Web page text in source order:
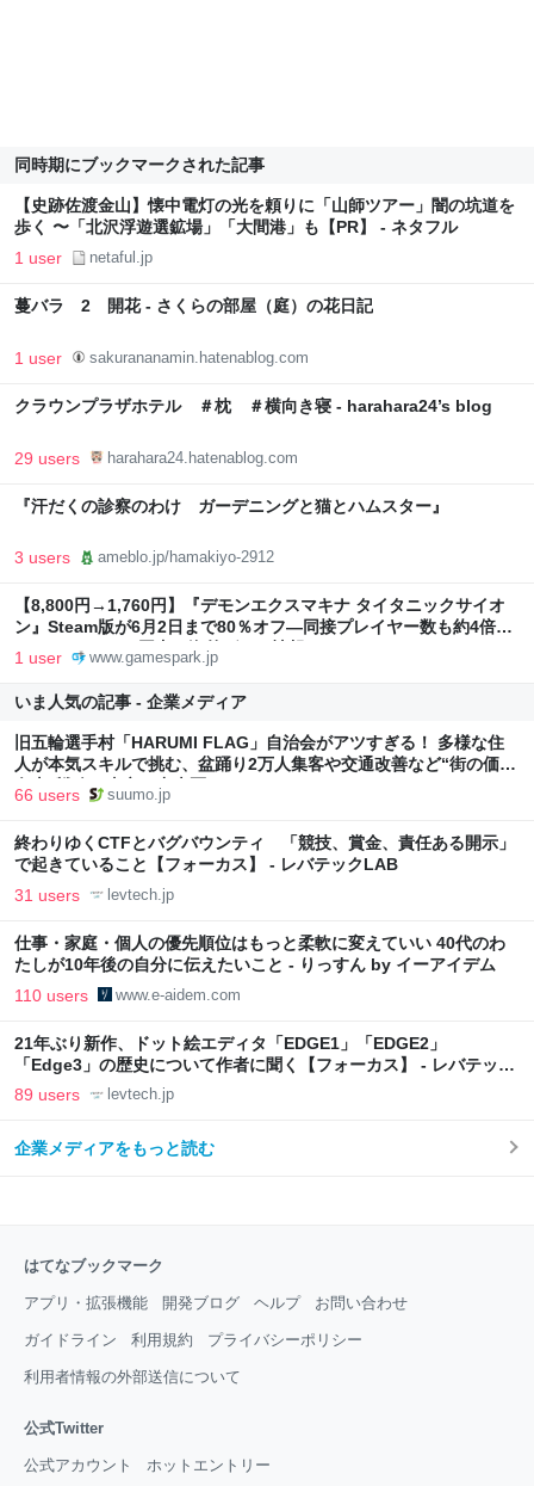
同時期にブックマークされた記事
【史跡佐渡金山】懐中電灯の光を頼りに「山師ツアー」闇の坑道を
歩く 〜「北沢浮遊選鉱場」「大間港」も【PR】 - ネタフル
1 user netaful.jp
蔓バラ 2 開花 - さくらの部屋（庭）の花日記
1 user sakurananamin.hatenablog.com
クラウンプラザホテル ＃枕 ＃横向き寝 - harahara24’s blog
29 users harahara24.hatenablog.com
『汗だくの診察のわけ ガーデニングと猫とハムスター』
3 users ameblo.jp/hamakiyo-2912
【8,800円→1,760円】『デモンエクスマキナ タイタニックサイオ
ン』Steam版が6月2日まで80％オフ―同接プレイヤー数も約4倍に
| Game*Spark - 国内・海外ゲーム情報サイト
1 user www.gamespark.jp
いま人気の記事 - 企業メディア
旧五輪選手村「HARUMI FLAG」自治会がアツすぎる！ 多様な住
人が本気スキルで挑む、盆踊り2万人集客や交通改善など“街の価値
向上”戦略 東京・中央区
66 users suumo.jp
終わりゆくCTFとバグバウンティ 「競技、賞金、責任ある開示」
で起きていること【フォーカス】 - レバテックLAB
31 users levtech.jp
仕事・家庭・個人の優先順位はもっと柔軟に変えていい 40代のわ
たしが10年後の自分に伝えたいこと - りっすん by イーアイデム
110 users www.e-aidem.com
21年ぶり新作、ドット絵エディタ「EDGE1」「EDGE2」
「Edge3」の歴史について作者に聞く【フォーカス】 - レバテック
LAB
89 users levtech.jp
企業メディアをもっと読む
はてなブックマーク
アプリ・拡張機能 開発ブログ ヘルプ お問い合わせ
ガイドライン 利用規約 プライバシーポリシー
利用者情報の外部送信について
公式Twitter
公式アカウント ホットエントリー